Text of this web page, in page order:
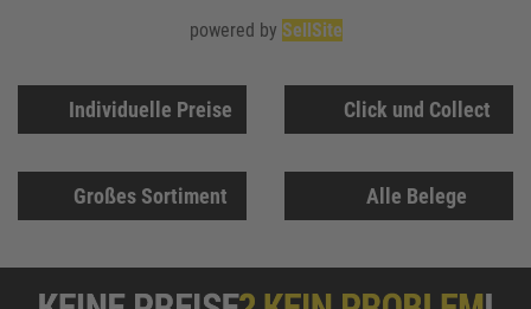
Individuelle Preise Click und Collect
Großes Sortiment Alle Belege
powered by SellSite